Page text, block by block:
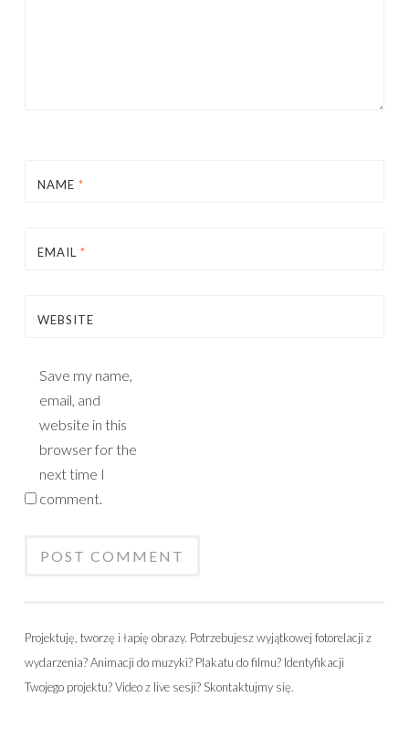
NAME *
EMAIL *
WEBSITE
Save my name,
email, and
website in this
browser for the
next time I
comment.
Projektuję, tworzę i łapię obrazy. Potrzebujesz wyjątkowej fotorelacji z
wydarzenia? Animacji do muzyki? Plakatu do filmu? Identyfikacji
Twojego projektu? Video z live sesji? Skontaktujmy się.